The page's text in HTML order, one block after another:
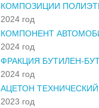
КОМПОЗИЦИИ
2024 год
КОМПОНЕНТ
2024 год
ФРАКЦИЯ БУТИЛЕН-
2024 год
АЦЕТОН ТЕХНИЧЕСКИЙ
2023 год